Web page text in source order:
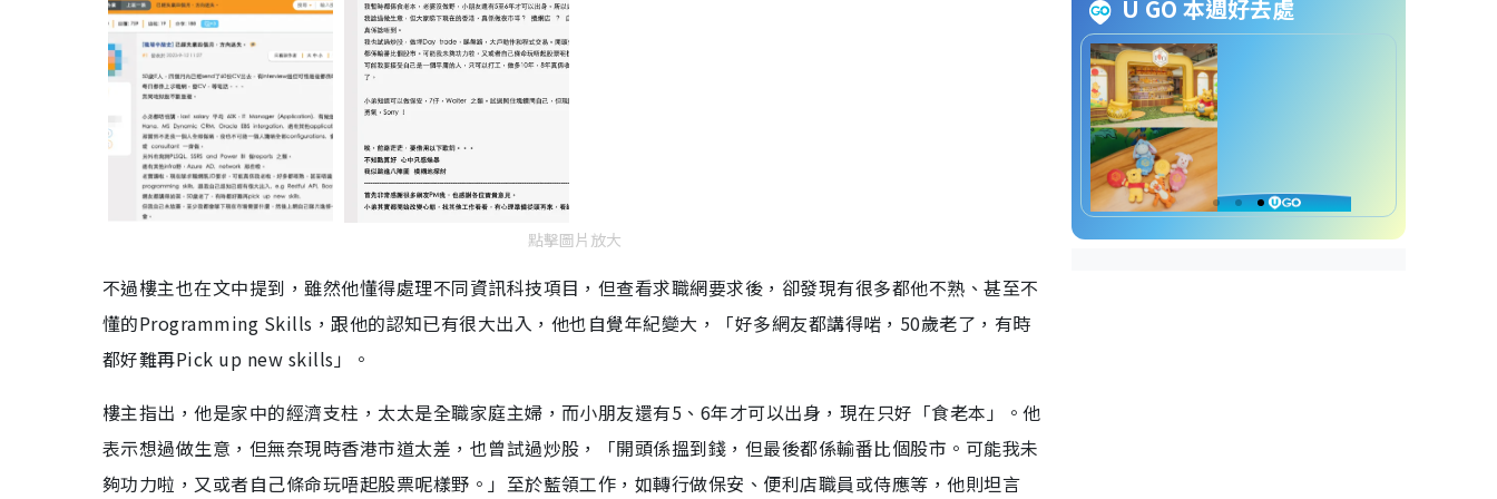
點擊圖片放大
不過樓主也在文中提到，雖然他懂得處理不同資訊科技項目，但查看求職網要求後，卻發現有很多都他不熟、甚至不
懂的Programming Skills，跟他的認知已有很大出入，他也自覺年紀變大，「好多網友都講得啱，50歲老了，有時
都好難再Pick up new skills」。
樓主指出，他是家中的經濟支柱，太太是全職家庭主婦，而小朋友還有5、6年才可以出身，現在只好「食老本」。他
表示想過做生意，但無奈現時香港市道太差，也曾試過炒股，「開頭係搵到錢，但最後都係輸番比個股市。可能我未
夠功力啦，又或者自己條命玩唔起股票呢樣野。」至於藍領工作，如轉行做保安、便利店職員或侍應等，他則坦言
U GO 本週好去處